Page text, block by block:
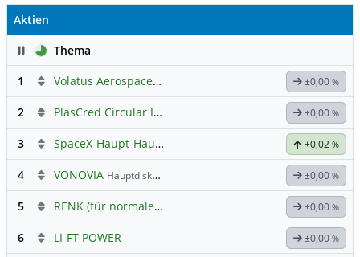
Aktien
PauseThema
1
Volatus Aerospace (Offener Austausch) ±0,00 %
2 PlasCred Circular Innovations ±0,00 %
3 SpaceX-Haupt-Hauptforum +0,02 %
4 VONOVIA Hauptdiskussion ±0,00 %
5 RENK (für normale, sachliche Kommunikation!) ±0,00 %
6 LI-FT POWER ±0,00 %